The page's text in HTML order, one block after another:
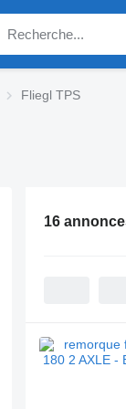
Fliegl TPS
16